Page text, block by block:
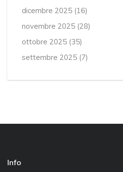
dicembre 2025 (16)
novembre 2025 (28)
ottobre 2025 (35)
settembre 2025 (7)
Info